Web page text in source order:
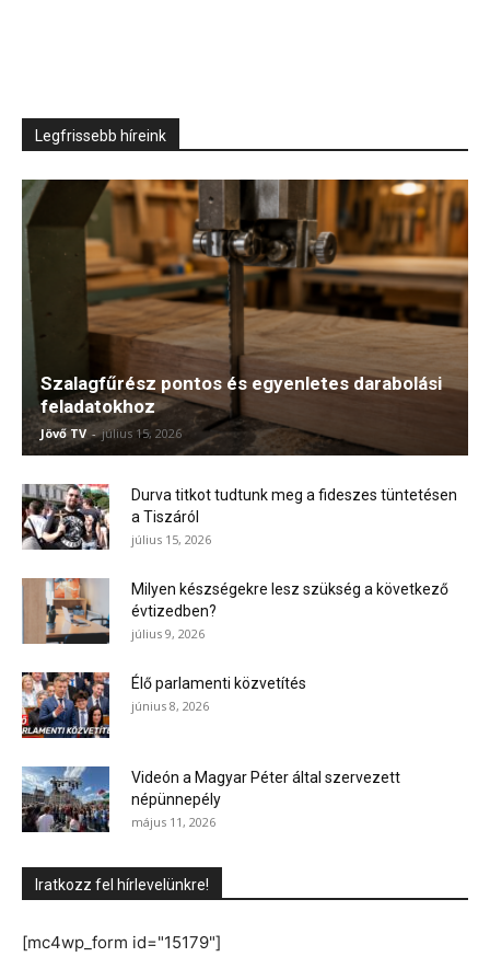
Legfrissebb híreink
Szalagfűrész pontos és egyenletes darabolási
feladatokhoz
Jövő TV - július 15, 2026
Durva titkot tudtunk meg a fideszes tüntetésen
a Tiszáról
július 15, 2026
Milyen készségekre lesz szükség a következő
évtizedben?
július 9, 2026
Élő parlamenti közvetítés
június 8, 2026
Videón a Magyar Péter által szervezett
népünnepély
május 11, 2026
Iratkozz fel hírlevelünkre!
[mc4wp_form id="15179"]